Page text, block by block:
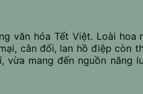
văn hóa Tết Việt. Loài hoa
cân đối, lan hồ điệp còn
mang đến nguồn năng